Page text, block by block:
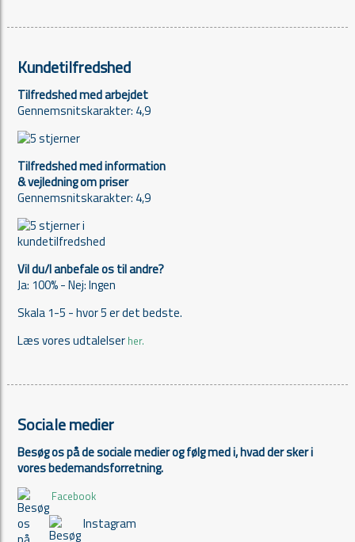
Kundetilfredshed
Tilfredshed med arbejdet
Gennemsnitskarakter: 4,9
Tilfredshed med information
& vejledning om priser
Gennemsnitskarakter: 4,9
Vil du/I anbefale os til andre?
Ja: 100% - Nej: Ingen
Skala 1-5 - hvor 5 er det bedste.
Læs vores udtalelserher.
Sociale medier
Besøg os på de sociale medier og følg med i, hvad der sker i
vores bedemandsforretning.
Facebook
Instagram